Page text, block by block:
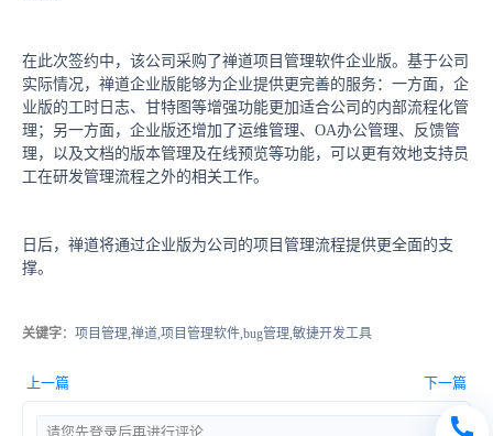
在此次签约中，该公司采购了禅道项目管理软件企业版。基于公司
实际情况，禅道企业版能够为企业提供更完善的服务：一方面，企
业版的工时日志、甘特图等增强功能更加适合公司的内部流程化管
理；另一方面，企业版还增加了运维管理、OA办公管理、反馈管
理，以及文档的版本管理及在线预览等功能，可以更有效地支持员
工在研发管理流程之外的相关工作。
日后，禅道将通过企业版为公司的项目管理流程提供更全面的支
撑。
关键字：项目管理,禅道,项目管理软件,bug管理,敏捷开发工具
上一篇 下一篇